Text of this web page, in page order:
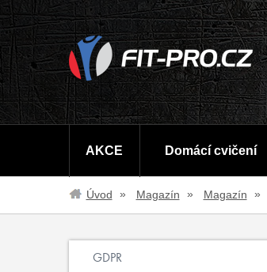
AKCE Domácí cvičení
Úvod Magazín Magazín
GDPR